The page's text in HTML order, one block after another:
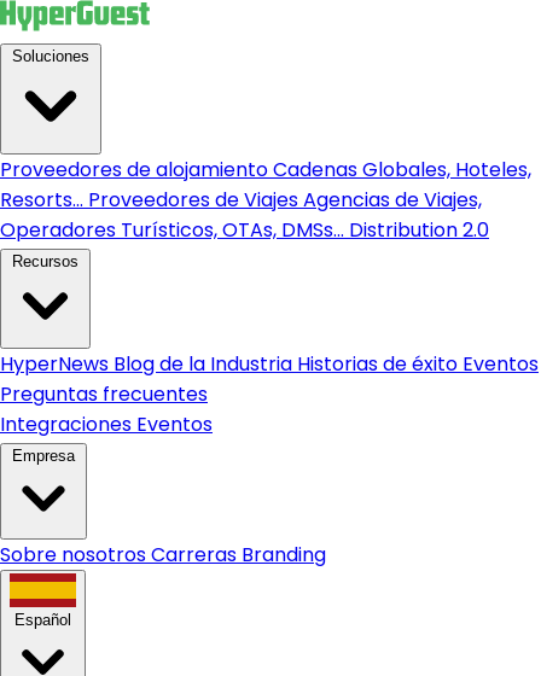
Proveedores de alojamientoCadenas Globales, Hoteles,
Resorts... Proveedores de ViajesAgencias de Viajes,
Operadores Turísticos, OTAs, DMSs... Distribution 2.0
HyperNews Blog de la Industria Historias de éxito Eventos
Preguntas frecuentes
Integraciones Eventos
Empresa
Sobre nosotrosCarreras Branding
Español